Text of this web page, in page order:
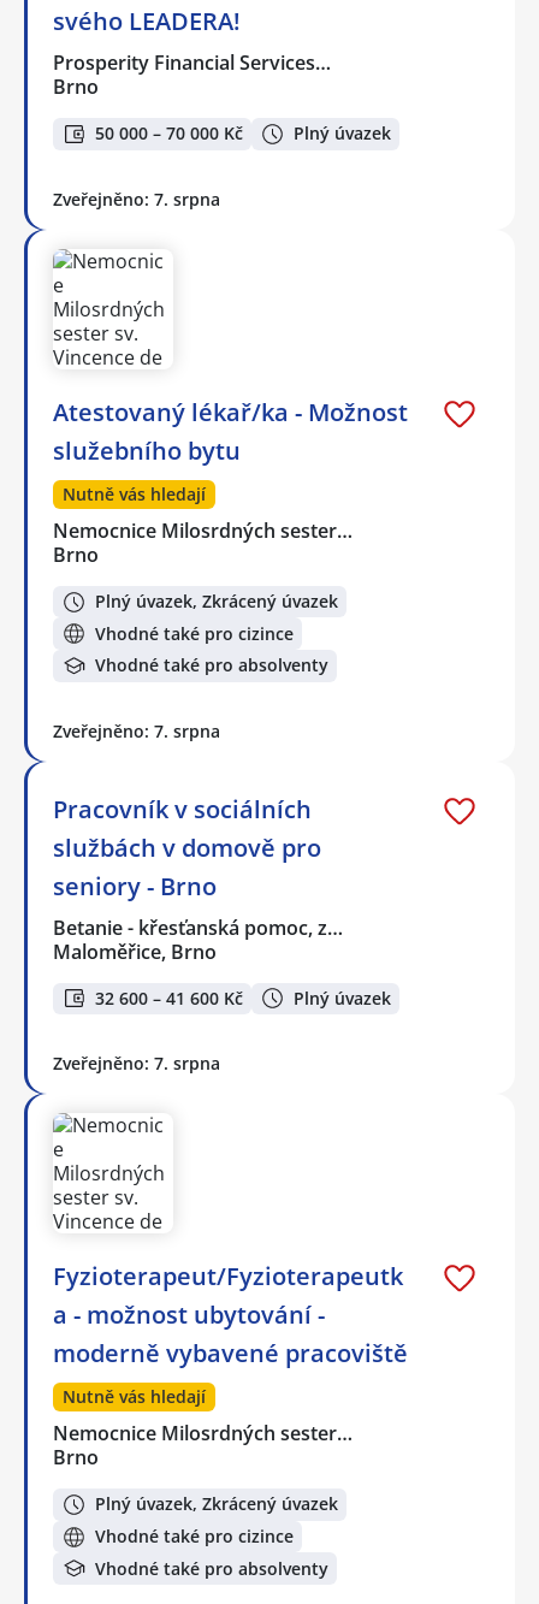
svého LEADERA!
Prosperity Financial Services…
Brno
50 000 – 70 000 Kč Plný úvazek
Zveřejněno: 7. srpna
Atestovaný lékař/ka - Možnost
služebního bytu
Nutně vás hledají
Nemocnice Milosrdných sester…
Brno
Plný úvazek, Zkrácený úvazek
Vhodné také pro cizince
Vhodné také pro absolventy
Zveřejněno: 7. srpna
Pracovník v sociálních
službách v domově pro
seniory - Brno
Betanie - křesťanská pomoc, z…
Maloměřice, Brno
32 600 – 41 600 Kč Plný úvazek
Zveřejněno: 7. srpna
Fyzioterapeut/Fyzioterapeutk
a - možnost ubytování -
moderně vybavené pracoviště
Nutně vás hledají
Nemocnice Milosrdných sester…
Brno
Plný úvazek, Zkrácený úvazek
Vhodné také pro cizince
Vhodné také pro absolventy